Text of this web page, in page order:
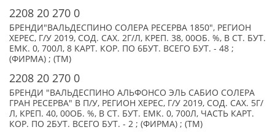
2208 20 270 0
БРЕНДИ"ВАЛЬДЕСПИНО СОЛЕРА РЕСЕРВА 1850", РЕГИОН
ХЕРЕС, Г/У 2019, СОД. САХ. 2Г/Л, КРЕП. 38, 00ОБ. %, В СТ. БУТ.
ЕМК. 0, 700Л, 8 КАРТ. КОР. ПО 6БУТ. ВСЕГО БУТ. - 48 ;
(ФИРМА) ; (TM)
2208 20 270 0
БРЕНДИ "ВАЛЬДЕСПИНО АЛЬФОНСО ЭЛЬ САБИО СОЛЕРА
ГРАН РЕСЕРВА" В П/У, РЕГИОН ХЕРЕС, Г/У 2019, СОД. САХ. 5Г/
Л, КРЕП. 40, 00ОБ. %, В СТ. БУТ. ЕМК. 0, 700Л, ЧАСТЬ КАРТ.
КОР. ПО 2БУТ. ВСЕГО БУТ. - 2 ; (ФИРМА) ; (TM)